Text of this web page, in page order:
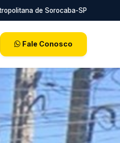
de Sorocaba-SP
Fale Conosco